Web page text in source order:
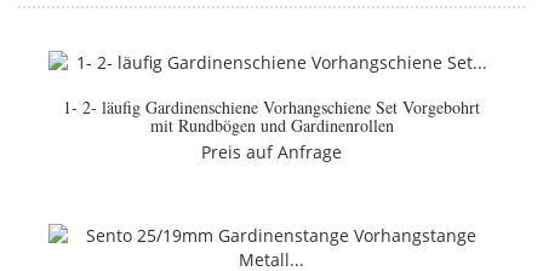
1- 2- läufig Gardinenschiene Vorhangschiene Set Vorgebohrt
mit Rundbögen und Gardinenrollen
Preis auf Anfrage